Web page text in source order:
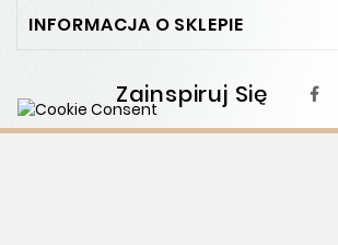
INFORMACJA O SKLEPIE
Zainspiruj Się